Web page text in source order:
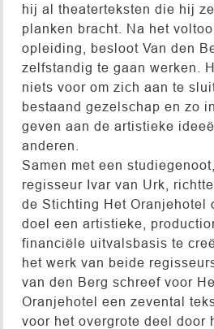
hij al theaterteksten die hij
planken bracht. Na het
opleiding, besloot Van den
zelfstandig te gaan werken.
niets voor om zich aan te
bestaand gezelschap en zo
geven aan de artistieke
anderen.
Samen met een
regisseur Ivar van Urk,
de Stichting Het Oranjehotel
doel een artistieke,
financiële uitvalsbasis te
het werk van beide
van den Berg schreef voor
Oranjehotel een zevental
voor het overgrote deel door